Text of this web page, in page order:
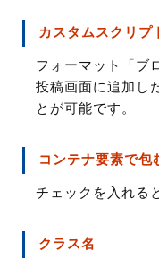
カスタムスクリプ
フォーマット「ブ
投稿画面に追加し
とが可能です。
コンテナ要素で包
チェックを入れる
クラス名